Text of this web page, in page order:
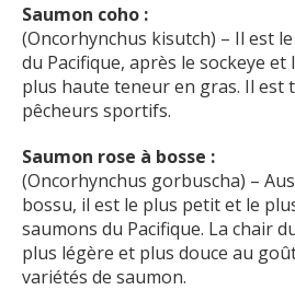
Saumon coho :
(Oncorhynchus kisutch) – Il est
du Pacifique, après le sockeye
plus haute teneur en gras. Il est
pêcheurs sportifs.
Saumon rose à bosse :
(Oncorhynchus gorbuscha) –
bossu, il est le plus petit et le
saumons du Pacifique. La chair
plus légère et plus douce au
variétés de saumon.